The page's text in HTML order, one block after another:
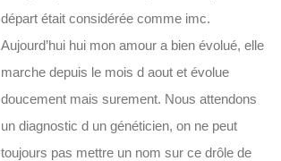
départ était considérée comme imc.
Aujourd’hui hui mon amour a bien évolué, elle
marche depuis le mois d aout et évolue
doucement mais surement. Nous attendons
un diagnostic d un généticien, on ne peut
toujours pas mettre un nom sur ce drôle de